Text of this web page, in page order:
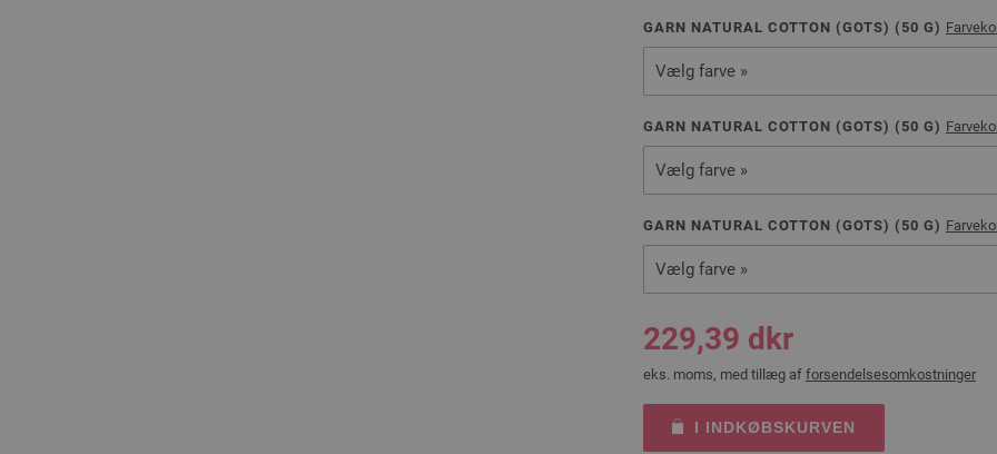
GARN NATURAL COTTON (GOTS) ( 50 G)
Vælg farve »
GARN NATURAL COTTON (GOTS) ( 50 G)
Vælg farve »
GARN NATURAL COTTON (GOTS) ( 50 G)
Vælg farve »
229,39 dkr
eks. moms, med tillæg af forsendelsesomkostninger
I INDKØBSKURVEN